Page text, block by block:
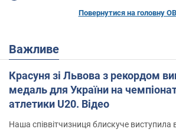
Повернутися на головну
Важливе
Красуня зі Львова з рекордом
медаль для України на
атлетики U20. Відео
Наша співвітчизниця блискуче виступила